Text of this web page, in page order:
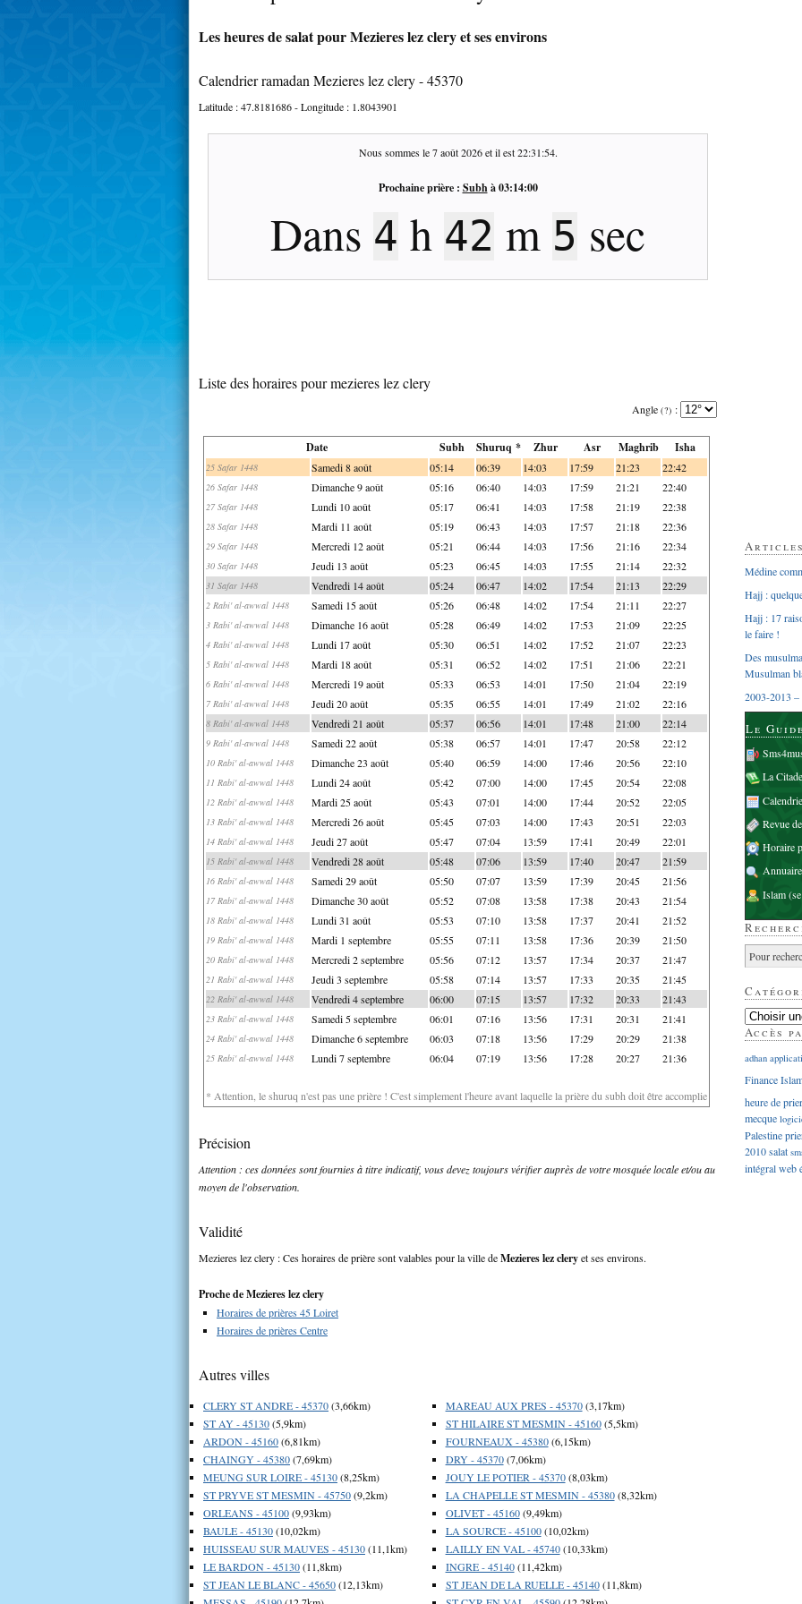
Les heures de salat pour Mezieres lez clery et ses environs
Calendrier ramadan Mezieres lez clery - 45370
Latitude :47.8181686- Longitude : 1.8043901
Nous sommes le7 août 2026et il est22:31:55.
Prochaine prière : Subhà03:14:00
Dans 4 h 42 m 4 sec
Liste des horaires pour mezieres lez clery
Angle (?) :
Date Subh Shuruq * Zhur Asr Maghrib Isha
25 Safar 1448 Samedi 8 août 05:14 06:39 14:03 17:59 21:23 22:42
26 Safar 1448 Dimanche 9 août 05:16 06:40 14:03 17:59 21:21 22:40
27 Safar 1448 Lundi 10 août 05:17 06:41 14:03 17:58 21:19 22:38
28 Safar 1448 Mardi 11 août 05:19 06:43 14:03 17:57 21:18 22:36
29 Safar 1448 Mercredi 12 août 05:21 06:44 14:03 17:56 21:16 22:34
30 Safar 1448 Jeudi 13 août 05:23 06:45 14:03 17:55 21:14 22:32
31 Safar 1448 Vendredi 14 août 05:24 06:47 14:02 17:54 21:13 22:29
2 Rabi' al-awwal 1448 Samedi 15 août 05:26 06:48 14:02 17:54 21:11 22:27
3 Rabi' al-awwal 1448 Dimanche 16 août 05:28 06:49 14:02 17:53 21:09 22:25
4 Rabi' al-awwal 1448 Lundi 17 août 05:30 06:51 14:02 17:52 21:07 22:23
5 Rabi' al-awwal 1448 Mardi 18 août 05:31 06:52 14:02 17:51 21:06 22:21
6 Rabi' al-awwal 1448 Mercredi 19 août 05:33 06:53 14:01 17:50 21:04 22:19
7 Rabi' al-awwal 1448 Jeudi 20 août 05:35 06:55 14:01 17:49 21:02 22:16
8 Rabi' al-awwal 1448 Vendredi 21 août 05:37 06:56 14:01 17:48 21:00 22:14
9 Rabi' al-awwal 1448 Samedi 22 août 05:38 06:57 14:01 17:47 20:58 22:12
10 Rabi' al-awwal 1448 Dimanche 23 août 05:40 06:59 14:00 17:46 20:56 22:10
11 Rabi' al-awwal 1448 Lundi 24 août 05:42 07:00 14:00 17:45 20:54 22:08
12 Rabi' al-awwal 1448 Mardi 25 août 05:43 07:01 14:00 17:44 20:52 22:05
13 Rabi' al-awwal 1448 Mercredi 26 août 05:45 07:03 14:00 17:43 20:51 22:03
14 Rabi' al-awwal 1448 Jeudi 27 août 05:47 07:04 13:59 17:41 20:49 22:01
15 Rabi' al-awwal 1448 Vendredi 28 août 05:48 07:06 13:59 17:40 20:47 21:59
16 Rabi' al-awwal 1448 Samedi 29 août 05:50 07:07 13:59 17:39 20:45 21:56
17 Rabi' al-awwal 1448 Dimanche 30 août 05:52 07:08 13:58 17:38 20:43 21:54
18 Rabi' al-awwal 1448 Lundi 31 août 05:53 07:10 13:58 17:37 20:41 21:52
19 Rabi' al-awwal 1448 Mardi 1 septembre 05:55 07:11 13:58 17:36 20:39 21:50
20 Rabi' al-awwal 1448 Mercredi 2 septembre 05:56 07:12 13:57 17:34 20:37 21:47
21 Rabi' al-awwal 1448 Jeudi 3 septembre 05:58 07:14 13:57 17:33 20:35 21:45
22 Rabi' al-awwal 1448 Vendredi 4 septembre 06:00 07:15 13:57 17:32 20:33 21:43
23 Rabi' al-awwal 1448 Samedi 5 septembre 06:01 07:16 13:56 17:31 20:31 21:41
24 Rabi' al-awwal 1448 Dimanche 6 septembre 06:03 07:18 13:56 17:29 20:29 21:38
25 Rabi' al-awwal 1448 Lundi 7 septembre 06:04 07:19 13:56 17:28 20:27 21:36
* Attention, le shuruq n'est pas une prière ! C'est simplement l'heure avant laquelle la prière du subh doit être accomplie
Précision
Attention : ces données sont fournies à titre indicatif, vous devez toujours vérifier auprès de votre mosquée locale et/ou au
moyen de l'observation.
Validité
Mezieres lez clery : Ces horaires de prière sont valables pour la ville deMezieres lez cleryet ses environs.
Proche de Mezieres lez clery
Horaires de prières 45 Loiret
Horaires de prières Centre
Autres villes
CLERY ST ANDRE - 45370(3,66km)
ST AY - 45130(5,9km)
ARDON - 45160(6,81km)
CHAINGY - 45380(7,69km)
MEUNG SUR LOIRE - 45130(8,25km)
ST PRYVE ST MESMIN - 45750(9,2km)
ORLEANS - 45100(9,93km)
BAULE - 45130(10,02km)
HUISSEAU SUR MAUVES - 45130(11,1km)
LE BARDON - 45130(11,8km)
ST JEAN LE BLANC - 45650(12,13km)
MAREAU AUX PRES - 45370(3,17km)
ST HILAIRE ST MESMIN - 45160(5,5km)
FOURNEAUX - 45380(6,15km)
DRY - 45370(7,06km)
JOUY LE POTIER - 45370(8,03km)
LA CHAPELLE ST MESMIN - 45380(8,32km)
OLIVET - 45160(9,49km)
LA SOURCE - 45100(10,02km)
LAILLY EN VAL - 45740(10,33km)
INGRE - 45140(11,42km)
ST JEAN DE LA RUELLE - 45140(11,8km)
Médine
Hajj :
Hajj : 17
le faire !
Des
Musulman
2003-2013 –
Le
La
Revue
Horaire
Islam
Accès
adhan
Finance
heure de
mecque
Palestine
2010salat
intégralweb